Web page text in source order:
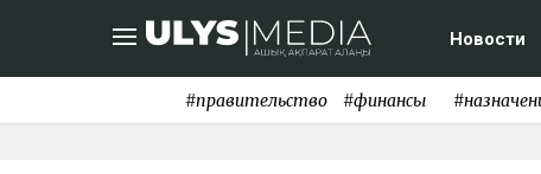
Новости
#правительство #финансы